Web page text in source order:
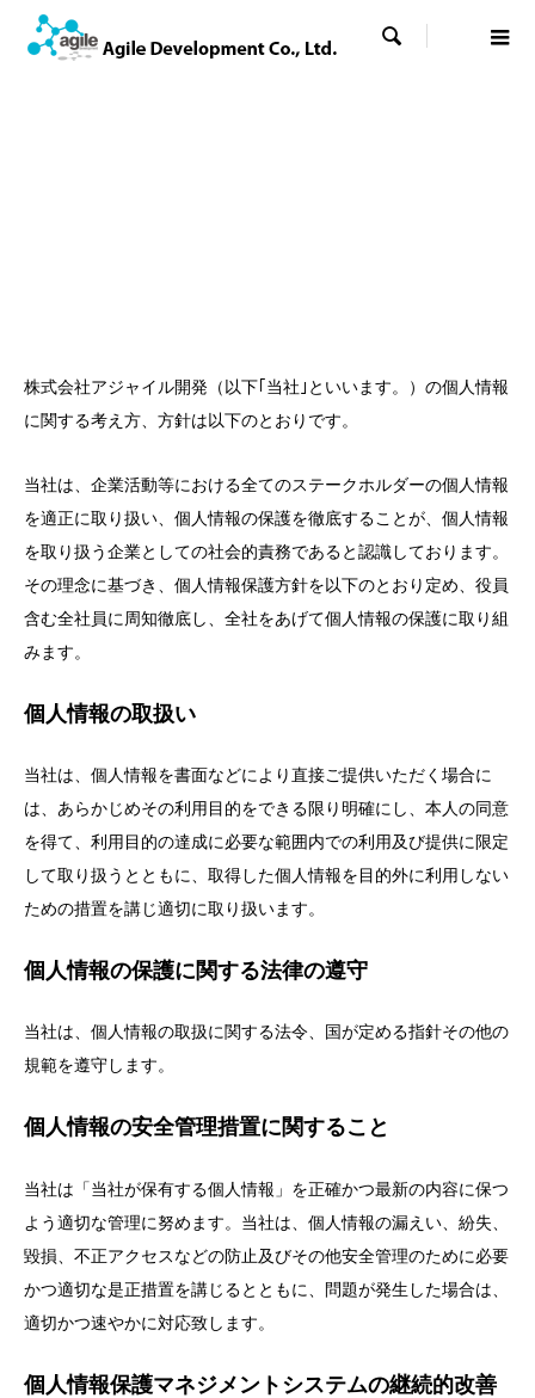

株式会社アジャイル開発（以下｢当社｣といいます。）の個人情報
に関する考え方、方針は以下のとおりです。
当社は、企業活動等における全てのステークホルダーの個人情報
を適正に取り扱い、個人情報の保護を徹底することが、個人情報
を取り扱う企業としての社会的責務であると認識しております。
その理念に基づき、個人情報保護方針を以下のとおり定め、役員
含む全社員に周知徹底し、全社をあげて個人情報の保護に取り組
みます。
個人情報の取扱い
当社は、個人情報を書面などにより直接ご提供いただく場合に
は、あらかじめその利用目的をできる限り明確にし、本人の同意
を得て、利用目的の達成に必要な範囲内での利用及び提供に限定
して取り扱うとともに、取得した個人情報を目的外に利用しない
ための措置を講じ適切に取り扱います。
個人情報の保護に関する法律の遵守
当社は、個人情報の取扱に関する法令、国が定める指針その他の
規範を遵守します。
個人情報の安全管理措置に関すること
当社は「当社が保有する個人情報」を正確かつ最新の内容に保つ
よう適切な管理に努めます。当社は、個人情報の漏えい、紛失、
毀損、不正アクセスなどの防止及びその他安全管理のために必要
かつ適切な是正措置を講じるとともに、問題が発生した場合は、
適切かつ速やかに対応致します。
個人情報保護マネジメントシステムの継続的改善